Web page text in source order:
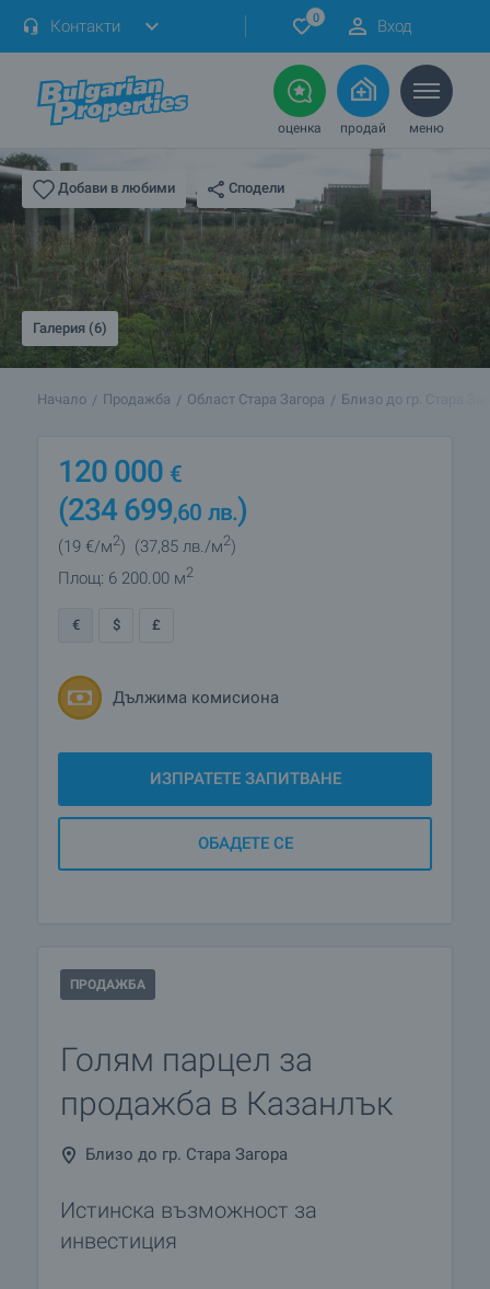
Контакти 0 Вход
оценка продай меню
Добави в любими Сподели
Галерия (6)
Начало Продажба Област Стара Загора Близо до гр. Стара
120 000 €
(234 699,60 лв.)
(19 €/м2) (37,85 лв./м2)
Площ: 6 200.00 м2
€ $ £
Дължима комисиона
ИЗПРАТЕТЕ ЗАПИТВАНЕ
ОБАДЕТЕ СЕ
ПРОДАЖБА
Голям парцел за
продажба в Казанлък
Близо до гр. Стара Загора
Истинска възможност за
инвестиция